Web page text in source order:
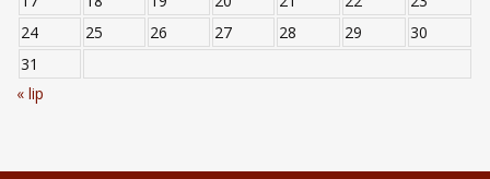
24
25 26 27 28 29
30
31
« lip